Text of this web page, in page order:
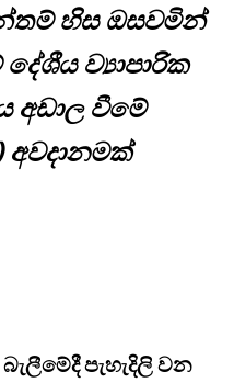
හිස ඔසවමින්
ව්‍යාපාරික
අඩාල වීමේ
අවදානමක්
පැහැදිලි වන